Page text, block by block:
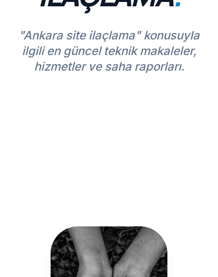
"Ankara site ilaçlama" konusuyla
ilgili en güncel teknik makaleler,
hizmetler ve saha raporları.